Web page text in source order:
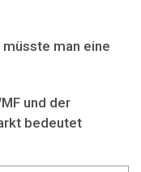
man eine
und der
bedeutet